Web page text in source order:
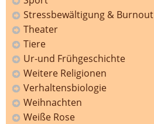
Stressbewältigung & Burnout
Theater
Tiere
Ur-und Frühgeschichte
Weitere Religionen
Verhaltensbiologie
Weihnachten
Weiße Rose